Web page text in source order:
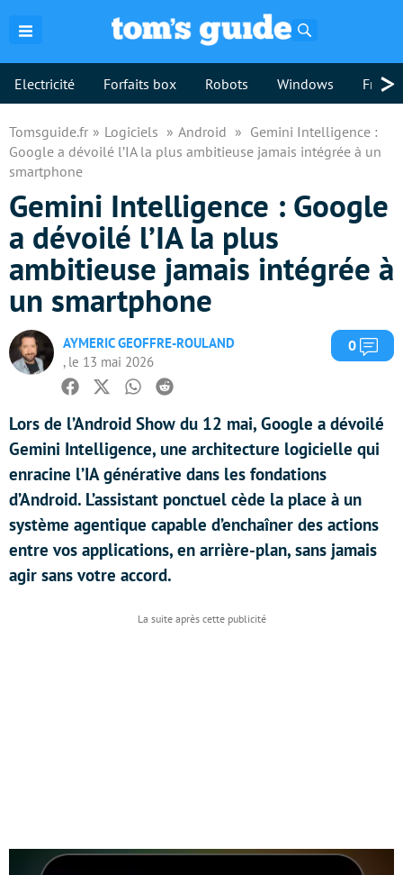
Electricité Forfaits box Robots Windows >
Tomsguide.fr Logiciels Android
Gemini Intelligence :
Google a dévoilé l’IA la plus ambitieuse jamais intégrée à un
smartphone
Gemini Intelligence : Google
a dévoilé l’IA la plus
ambitieuse jamais intégrée à
un smartphone
AYMERIC GEOFFRE-ROULAND
, le 13 mai 2026
0
Facebook
TwitterWhatsapp
Reddit
Lors de l’Android Show du 12 mai, Google a dévoilé
Gemini Intelligence, une architecture logicielle qui
enracine l’IA générative dans les fondations
d’Android. L’assistant ponctuel cède la place à un
système agentique capable d’enchaîner des actions
entre vos applications, en arrière-plan, sans jamais
agir sans votre accord.